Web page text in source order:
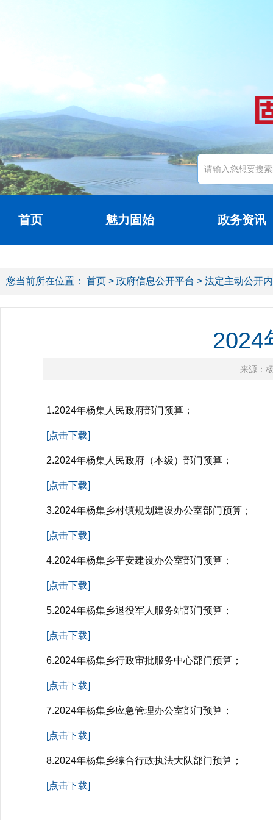
首页 魅力固始 政务资讯
您当前所在位置： 首页 > 政府信息公开平台 > 法定主动公开
2024
来源：
1.2024年杨集人民政府部门预算；
[点击下载]
2.2024年杨集人民政府（本级）部门预算；
[点击下载]
3.2024年杨集乡村镇规划建设办公室部门预算；
[点击下载]
4.2024年杨集乡平安建设办公室部门预算；
[点击下载]
5.2024年杨集乡退役军人服务站部门预算；
[点击下载]
6.2024年杨集乡行政审批服务中心部门预算；
[点击下载]
7.2024年杨集乡应急管理办公室部门预算；
[点击下载]
8.2024年杨集乡综合行政执法大队部门预算；
[点击下载]